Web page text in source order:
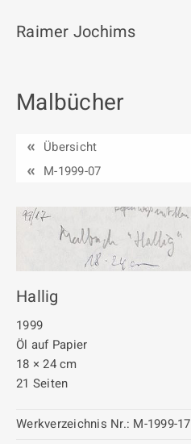
Start
Werkgruppen / Work groups
Ausstellungen
Publikationen
Kontakt
Raimer Jochims
Malbücher
Übersicht
M-1999-07
Hallig
1999
Öl auf Papier
18 × 24 cm
21 Seiten
Werkverzeichnis Nr.: M-1999-17